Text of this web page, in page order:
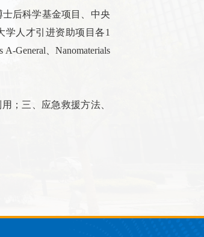
后科学基金项目、中央
学人才引进资助项目各1
A-General
Nanomaterials
；三、应急救援方法、